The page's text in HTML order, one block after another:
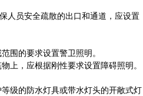
人员安全疏散的出口和通道，应设置
围的要求设置警卫照明。
上，应根据刚性要求设置障碍照明。
级的防水灯具或带水灯头的开敞式灯